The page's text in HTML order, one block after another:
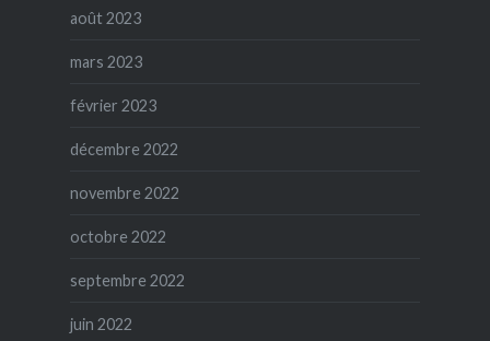
août 2023
mars 2023
février 2023
décembre 2022
novembre 2022
octobre 2022
septembre 2022
juin 2022